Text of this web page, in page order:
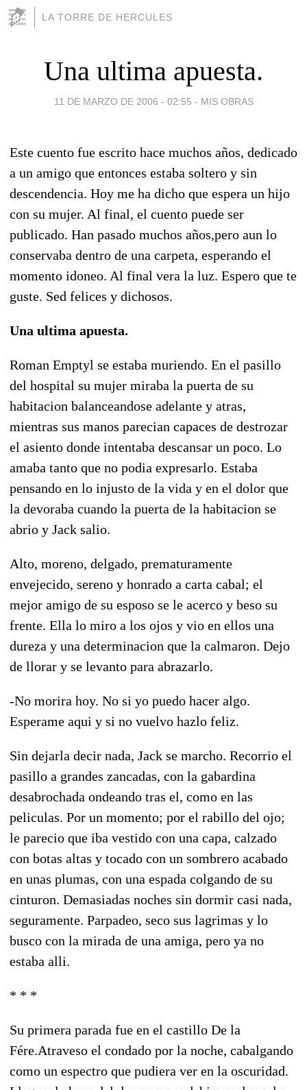
LA TORRE DE HERCULES
Una ultima apuesta.
11 DE MARZO DE 2006 - 02:55 - MIS OBRAS
Este cuento fue escrito hace muchos años, dedicado
a un amigo que entonces estaba soltero y sin
descendencia. Hoy me ha dicho que espera un hijo
con su mujer. Al final, el cuento puede ser
publicado. Han pasado muchos años,pero aun lo
conservaba dentro de una carpeta, esperando el
momento idoneo. Al final vera la luz. Espero que te
guste. Sed felices y dichosos.
Una ultima apuesta.
Roman Emptyl se estaba muriendo. En el pasillo
del hospital su mujer miraba la puerta de su
habitacion balanceandose adelante y atras,
mientras sus manos parecian capaces de destrozar
el asiento donde intentaba descansar un poco. Lo
amaba tanto que no podia expresarlo. Estaba
pensando en lo injusto de la vida y en el dolor que
la devoraba cuando la puerta de la habitacion se
abrio y Jack salio.
Alto, moreno, delgado, prematuramente
envejecido, sereno y honrado a carta cabal; el
mejor amigo de su esposo se le acerco y beso su
frente. Ella lo miro a los ojos y vio en ellos una
dureza y una determinacion que la calmaron. Dejo
de llorar y se levanto para abrazarlo.
-No morira hoy. No si yo puedo hacer algo.
Esperame aqui y si no vuelvo hazlo feliz.
Sin dejarla decir nada, Jack se marcho. Recorrio el
pasillo a grandes zancadas, con la gabardina
desabrochada ondeando tras el, como en las
peliculas. Por un momento; por el rabillo del ojo;
le parecio que iba vestido con una capa, calzado
con botas altas y tocado con un sombrero acabado
en unas plumas, con una espada colgando de su
cinturon. Demasiadas noches sin dormir casi nada,
seguramente. Parpadeo, seco sus lagrimas y lo
busco con la mirada de una amiga, pero ya no
estaba alli.
* * *
Su primera parada fue en el castillo De la
Fére.Atraveso el condado por la noche, cabalgando
como un espectro que pudiera ver en la oscuridad.